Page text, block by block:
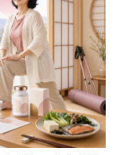
trợ giải độc và
năng gan Biken
viên - Date
|0
đ